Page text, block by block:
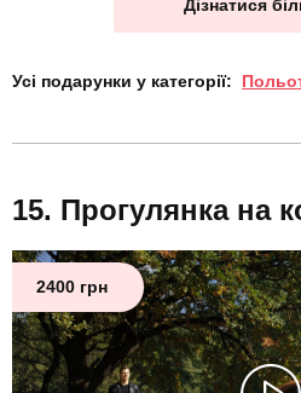
Дізнатися
Усі подарунки у категорії:
Прогулянка на
2400 грн